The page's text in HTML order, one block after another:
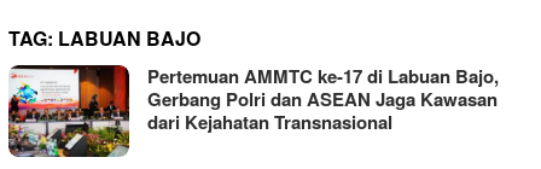
TAG: LABUAN BAJO
Pertemuan AMMTC ke-17 di Labuan Bajo,
Gerbang Polri dan ASEAN Jaga Kawasan
dari Kejahatan Transnasional